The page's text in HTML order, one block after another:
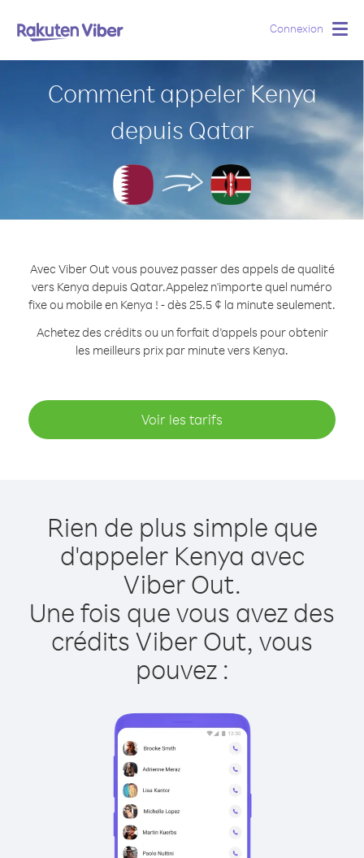
Connexion
Comment appeler Kenya
depuis Qatar
Avec Viber Out vous pouvez passer des appels de qualité
vers Kenya depuis Qatar.Appelez n'importe quel numéro
fixe ou mobile en Kenya ! - dès 25.5 ¢ la minute seulement.
Achetez des crédits ou un forfait d’appels pour obtenir
les meilleurs prix par minute vers Kenya.
Voir les tarifs
Rien de plus simple que
d'appeler Kenya avec
Viber Out.
Une fois que vous avez des
crédits Viber Out, vous
pouvez :